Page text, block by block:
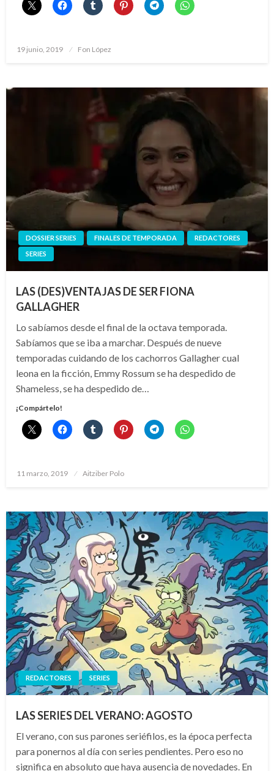
Publicado
19 junio, 2019 Fon López
DOSSIER SERIES FINALES DE TEMPORADA
REDACTORES
SERIES
LAS (DES)VENTAJAS DE SER FIONA
GALLAGHER
Lo sabíamos desde el final de la octava temporada.
Sabíamos que se iba a marchar. Después de nueve
temporadas cuidando de los cachorros Gallagher cual
leona en la ficción, Emmy Rossum se ha despedido de
Shameless, se ha despedido de…
¡Compártelo!
Publicado
11 marzo, 2019 Aitziber Polo
REDACTORES SERIES
LAS SERIES DEL VERANO: AGOSTO
El verano, con sus parones seriéfilos, es la época perfecta
para ponernos al día con series pendientes. Pero eso no
significa en absoluto que haya ausencia de novedades. En